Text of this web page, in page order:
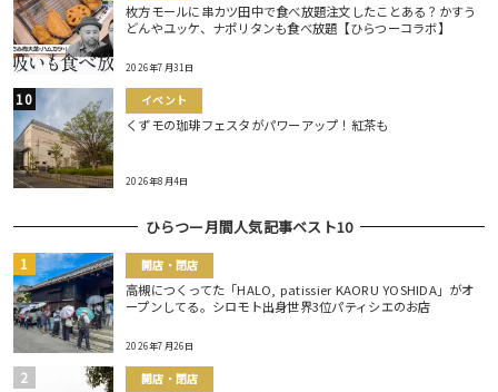
枚方モールに串カツ田中で食べ放題注文したことある？かすう
どんやユッケ、ナポリタンも食べ放題【ひらつーコラボ】
2026年7月31日
イベント
くずモの珈琲フェスタがパワーアップ！紅茶も
2026年8月4日
ひらつー月間人気記事ベスト10
開店・閉店
高槻につくってた「HALO, patissier KAORU YOSHIDA」がオ
ープンしてる。シロモト出身世界3位パティシエのお店
2026年7月26日
開店・閉店